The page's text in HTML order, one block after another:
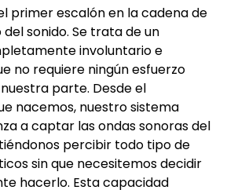
primer escalón en la cadena de
sonido. Se trata de un
involuntario e
no requiere ningún esfuerzo
parte. Desde el
nacemos, nuestro sistema
a captar las ondas sonoras del
percibir todo tipo de
sin que necesitemos decidir
hacerlo. Esta capacidad